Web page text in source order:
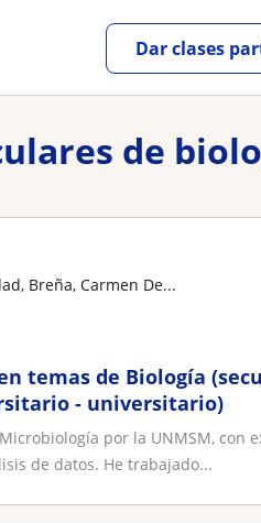
Dar clases
de
Breña, Carmen De...
temas de Biología
- universitario)
por la UNMSM, con
de datos. He trabajado...